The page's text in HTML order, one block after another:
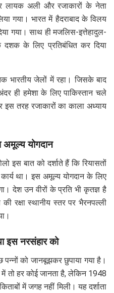
लायक अली और रजाकारों के नेता
गया। भारत में हैदराबाद के विलय
गया। साथ ही मजलिस-इत्तेहादुल-
के लिए प्रतिबंधित कर दिया
भारतीय जेलों में रहा। जिसके बाद
ही हमेशा के लिए पाकिस्तान चले
इस तरह रजाकारों का काला अध्याय
अमूल्य योगदान
इस बात को दर्शाते हैं कि रियासतों
था। इस अमूल्य योगदान के लिए
देश उन वीरों के प्रति भी कृतज्ञ है
रक्षा स्थानीय स्तर पर भैरनपल्ली
इस नरसंहार को
को जानबूझकर छुपाया गया है।
तो हर कोई जानता है, लेकिन 1948
में जगह नहीं मिली। यह दर्शाता